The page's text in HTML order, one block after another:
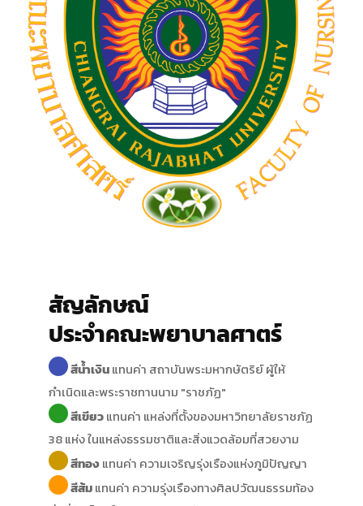
สัญลักษณ์
ประจำคณะพยาบาลศาตร์
สีน้ำเงินแทนค่า สถาบันพระมหากษัตริย์ ผู้ให้
กำเนิดและพระราชทานนาม "ราชภัฏ"
สีเขียวแทนค่า แหล่งที่ตั้งของมหาวิทยาลัยราชภัฏ
38 แห่ง ในแหล่งธรรมชาติและสิ่งแวดล้อมที่สวยงาม
สีทองแทนค่า ความเจริญรุ่งเรืองแห่งภูมิปัญญา
สีส้มแทนค่า ความรุ่งเรืองทางศิลปวัฒนธรรมท้อง